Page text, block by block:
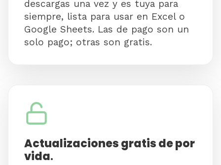
descargas una vez y es tuya para
siempre, lista para usar en Excel o
Google Sheets. Las de pago son un
solo pago; otras son gratis.
Actualizaciones gratis de por
vida.